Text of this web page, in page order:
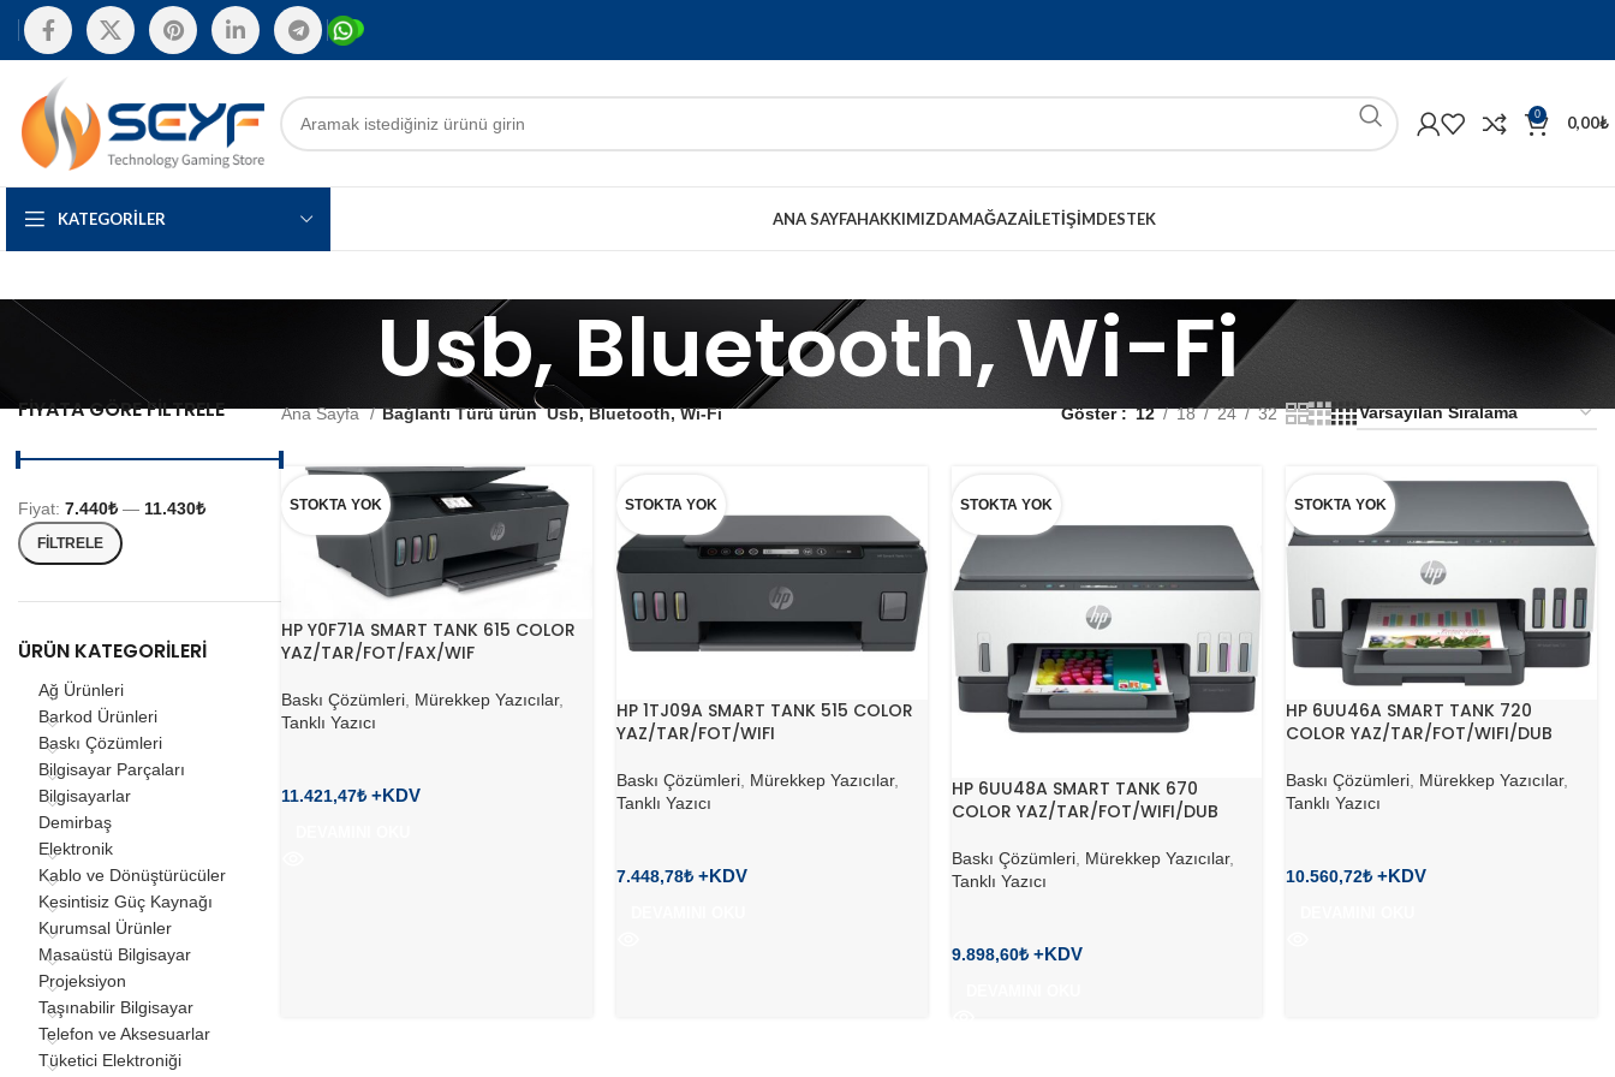
0 0,00₺
KATEGORILER ANA SAYFAHAKKIMIZDAMAĞAZAİLETIŞIMDESTEK
Usb, Bluetooth, Wi-Fi
FIYATA GÖRE FILTRELE
FILTRELE
Fiyat: 7.440₺ — 11.430₺
ÜRÜN KATEGORILERI
Ağ Ürünleri
Barkod Ürünleri
Baskı Çözümleri
Bilgisayar Parçaları
Bilgisayarlar
Demirbaş
Elektronik
Kablo ve Dönüştürücüler
Kesintisiz Güç Kaynağı
Kurumsal Ürünler
Masaüstü Bilgisayar
Projeksiyon
Taşınabilir Bilgisayar
Telefon ve Aksesuarlar
Tüketici Elektroniği
Ana Sayfa Bağlantı Türü ürün Usb, Bluetooth, Wi-Fi Göster 12 18 24 32
STOKTA YOK
HP Y0F71A SMART TANK 615 COLOR
YAZ/TAR/FOT/FAX/WIF
Baskı Çözümleri Mürekkep Yazıcılar,
Tanklı Yazıcı
11.421,47₺
STOKTA YOK
HP 1TJ09A SMART TANK 515 COLOR
YAZ/TAR/FOT/WIFI
Baskı Çözümleri, Mürekkep Yazıcılar,
Tanklı Yazıcı
7.448,78₺
STOKTA YOK
HP 6UU48A SMART TANK 670
COLOR YAZ/TAR/FOT/WIFI/DUB
Baskı Çözümleri, Mürekkep Yazıcılar,
Tanklı Yazıcı
9.898,60₺
STOKTA YOK
HP 6UU46A SMART TANK 720
COLOR YAZ/TAR/FOT/WIFI/DUB
Baskı Çözümleri, Mürekkep Yazıcılar,
Tanklı Yazıcı
10.560,72₺